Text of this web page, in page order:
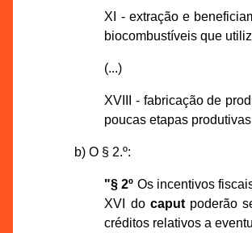
XI - extração e
biocombustíveis que
(...)
XVIII - fabricação de
poucas etapas
b) O § 2.º:
"§ 2º Os incentivos
XVI do caputpoderão
créditos relativos a